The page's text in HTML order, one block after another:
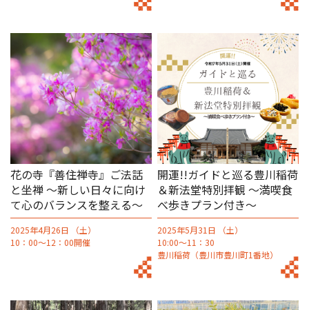
花の寺『善住禅寺』ご法話
と坐禅 ～新しい日々に向け
て心のバランスを整える～
2025年4月26日 （土）
10：00～12：00開催
開運!!ガイドと巡る豊川稲荷
＆新法堂特別拝観 ～満喫食
べ歩きプラン付き～
2025年5月31日 （土）
10:00～11：30
豊川稲荷（豊川市豊川町1番地）